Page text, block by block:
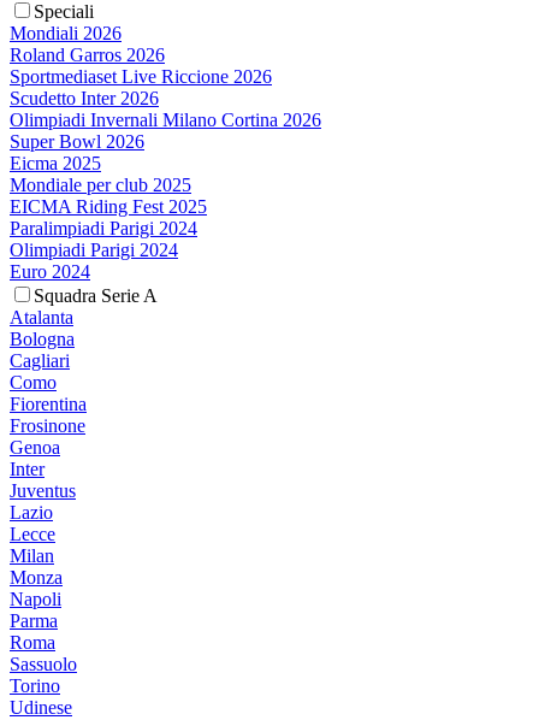
Speciali
Mondiali 2026
Roland Garros 2026
Sportmediaset Live Riccione 2026
Scudetto Inter 2026
Olimpiadi Invernali Milano Cortina 2026
Super Bowl 2026
Eicma 2025
Mondiale per club 2025
EICMA Riding Fest 2025
Paralimpiadi Parigi 2024
Olimpiadi Parigi 2024
Euro 2024
Squadra Serie A
Atalanta
Bologna
Cagliari
Como
Fiorentina
Frosinone
Genoa
Inter
Juventus
Lazio
Lecce
Milan
Monza
Napoli
Parma
Roma
Sassuolo
Torino
Udinese